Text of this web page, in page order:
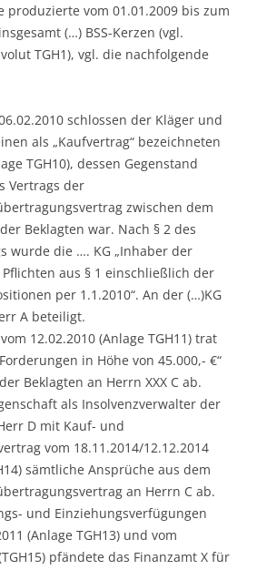
produzierte vom 01.01.2009 bis zum
(…) BSS-Kerzen (vgl.
TGH1), vgl. die nachfolgende
schlossen der Kläger und
als „Kaufvertrag“ bezeichneten
TGH10), dessen Gegenstand
Vertrags der
zwischen dem
Beklagten war. Nach § 2 des
wurde die …. KG „Inhaber der
aus § 1 einschließlich der
per 1.1.2010“. An der (…)KG
A beteiligt.
12.02.2010 (Anlage TGH11) trat
in Höhe von 45.000,- €“
Beklagten an Herrn XXX C ab.
als Insolvenzverwalter der
D mit Kauf- und
vom 18.11.2014/12.12.2014
sämtliche Ansprüche aus dem
an Herrn C ab.
und Einziehungsverfügungen
(Anlage TGH13) und vom
pfändete das Finanzamt X für